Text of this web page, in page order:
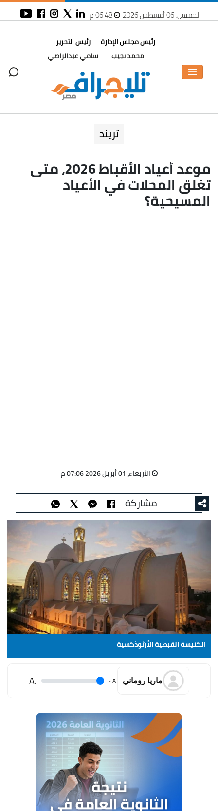
الخميس، 06 أغسطس 2026 06:48 م
رئيس مجلس الإدارة
محمد نجيب
رئيس التحرير
سامي عبدالراضي
تريند
موعد أعياد الأقباط 2026، متى
تغلق المحلات في الأعياد
المسيحية؟
الأربعاء، 01 أبريل 2026 07:06 م
مشاركة
الكنيسة القبطية الأرثوذكسية
ماريا روماني A
.
.A